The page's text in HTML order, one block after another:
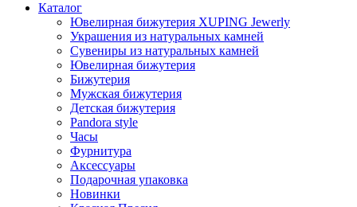
Каталог
Ювелирная бижутерия XUPING Jewerly
Украшения из натуральных камней
Сувениры из натуральных камней
Ювелирная бижутерия
Бижутерия
Мужская бижутерия
Детская бижутерия
Pandora style
Часы
Фурнитура
Аксеcсуары
Подарочная упаковка
Новинки